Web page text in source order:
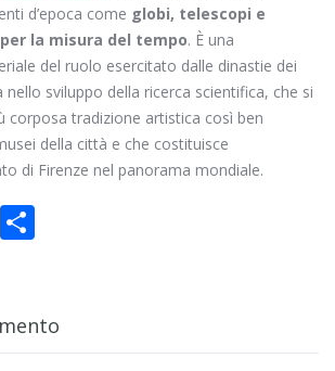
d’epoca come globi, telescopi e
la misura del tempo. È una
del ruolo esercitato dalle dinastie dei
nello sviluppo della ricerca scientifica, che si
corposa tradizione artistica così ben
della città e che costituisce
di Firenze nel panorama mondiale.
E
di